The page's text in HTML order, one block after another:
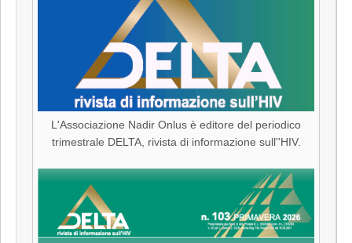
L'Associazione Nadir Onlus è editore del periodico
trimestrale DELTA, rivista di informazione sull''HIV.